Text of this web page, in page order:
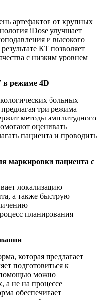
артефактов от крупных
iDose улучшает
и высокого
КТ позволяет
с низким уровнем
в режиме 4D
больных
три режима
методы амплитудного
оценивать
пациента и проводить
маркировки пациента с
локализацию
а также быструю
планирования
которая предлагает
подготовиться к
помощью можно
а не на процессе
обеспечивает